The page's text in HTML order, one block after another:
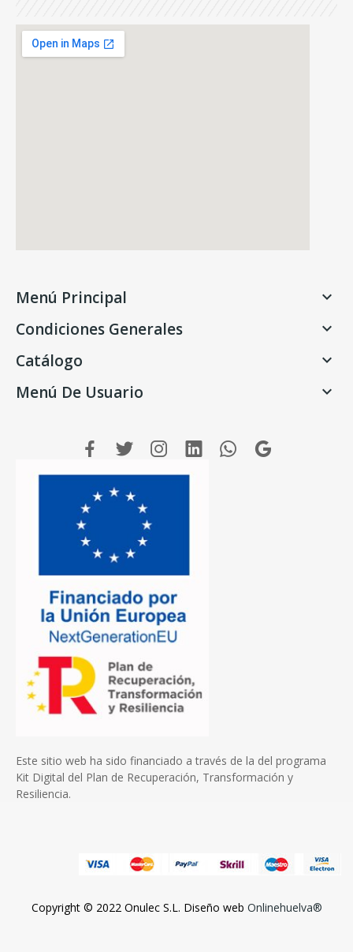
Menú Principal 
Condiciones Generales 
Catálogo 
Menú De Usuario 
Este sitio web ha sido financiado a través de la del programa
Kit Digital del Plan de Recuperación, Transformación y
Resiliencia.
Copyright © 2022 Onulec S.L. Diseño web Onlinehuelva®